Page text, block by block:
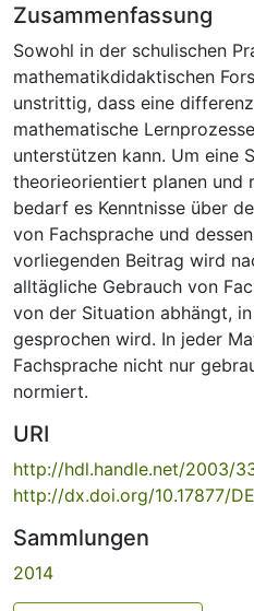
Zusammenfassung
Sowohl in der schulischen
mathematikdidaktischen
unstrittig, dass eine
mathematische
unterstützen kann. Um eine
theorieorientiert planen und
bedarf es Kenntnisse über
von Fachsprache und
vorliegenden Beitrag wird
alltägliche Gebrauch von
von der Situation abhängt,
gesprochen wird. In jeder
Fachsprache nicht nur
normiert.
URI
http://hdl.handle.net/2003/
http://dx.doi.org/10.17877/
Sammlungen
2014